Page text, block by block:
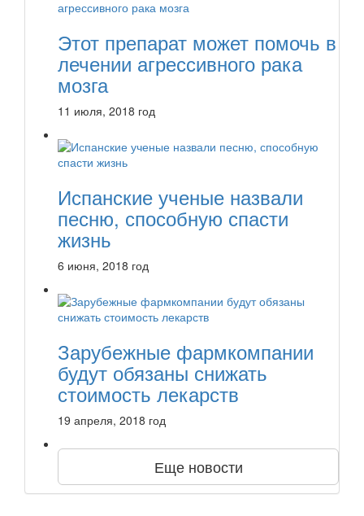
Этот препарат может помочь в
лечении агрессивного рака
мозга
11 июля, 2018 год
Испанские ученые назвали
песню, способную спасти
жизнь
6 июня, 2018 год
Зарубежные фармкомпании
будут обязаны снижать
стоимость лекарств
19 апреля, 2018 год
Еще новости